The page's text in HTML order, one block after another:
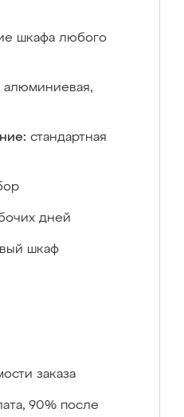
шкафа любого
алюминиевая,
стандартная
дней
шкаф
заказа
90% после